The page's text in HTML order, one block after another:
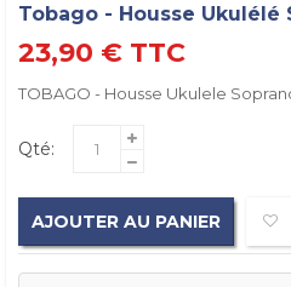
Tobago - Housse Ukulélé
23,90 € TTC
TOBAGO - Housse Ukulele
Qté:
AJOUTER AU PANIER